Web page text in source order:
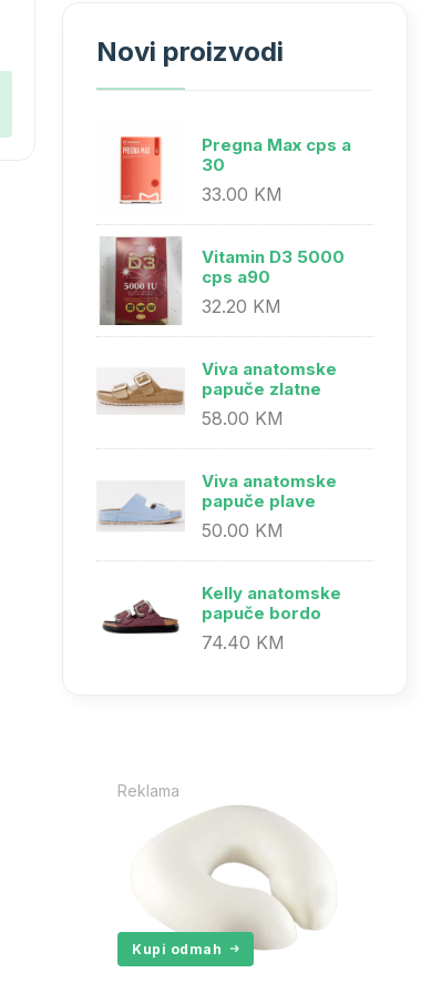
Novi proizvodi
Pregna Max cps a
30
33.00 KM
Vitamin D3 5000
cps a90
32.20 KM
Viva anatomske
papuče zlatne
58.00 KM
Viva anatomske
papuče plave
50.00 KM
Kelly anatomske
papuče bordo
74.40 KM
Reklama
Kupi odmah